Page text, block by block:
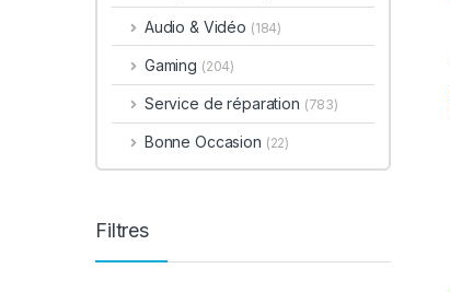
Audio & Vidéo (184)
Gaming (204)
Service de réparation (783)
Bonne Occasion (22)
Filtres